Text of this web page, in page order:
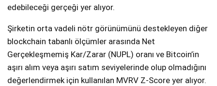
edebileceği gerçeği yer alıyor.
Şirketin orta vadeli nötr görünümünü destekleyen diğer
blockchain tabanlı ölçümler arasında Net
Gerçekleşmemiş Kar/Zarar (NUPL) oranı ve Bitcoin’in
aşırı alım veya aşırı satım seviyelerinde olup olmadığını
değerlendirmek için kullanılan MVRV Z-Score yer alıyor.